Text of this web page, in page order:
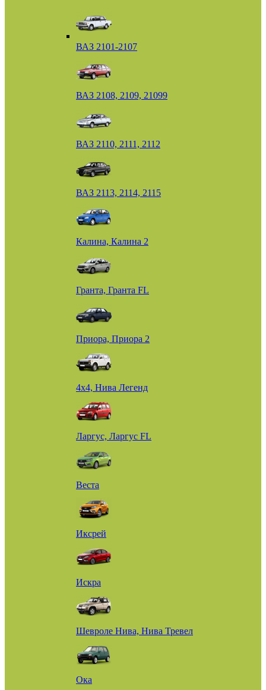
ВАЗ 2101-2107
ВАЗ 2108, 2109, 21099
ВАЗ 2110, 2111, 2112
ВАЗ 2113, 2114, 2115
Калина, Калина 2
Гранта, Гранта FL
Приора, Приора 2
4х4, Нива Легенд
Ларгус, Ларгус FL
Веста
Иксрей
Искра
Шевроле Нива, Нива Тревел
Ока